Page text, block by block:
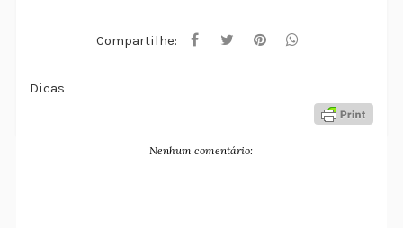
Compartilhe:
Dicas
Nenhum comentário: